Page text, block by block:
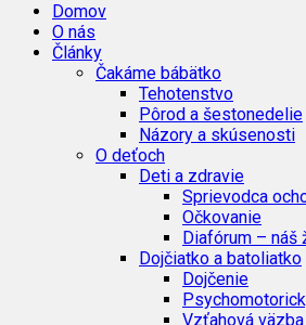
Domov
O nás
Články
Čakáme bábätko
Tehotenstvo
Pôrod a šestonedelie
Názory a skúsenosti
O deťoch
Deti a zdravie
Sprievodca
Očkovanie
Diafórum – náš
Dojčiatko a batoliatko
Dojčenie
Vzťahová väzba